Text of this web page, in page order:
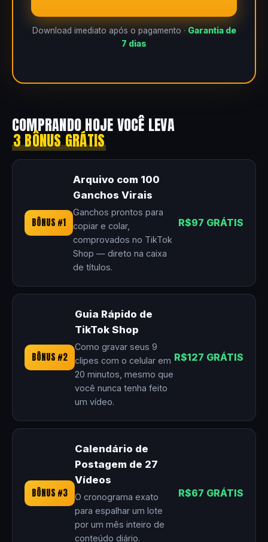
Download imediato após o pagamento · Garantia de
7 dias
COMPRANDO HOJE VOCÊ LEVA
3 BÔNUS GRÁTIS
BÔNUS #1
Arquivo com 100
Ganchos Virais
Ganchos prontos para
copiar e colar,
comprovados no TikTok
Shop — direto na caixa
de títulos.
R$97 GRÁTIS
BÔNUS #2
Guia Rápido de
TikTok Shop
Como gravar seus 9
clipes com o celular em
20 minutos, mesmo que
você nunca tenha feito
um vídeo.
R$127 GRÁTIS
BÔNUS #3
Calendário de
Postagem de 27
Vídeos
O cronograma exato
para espalhar um lote
por um mês inteiro de
conteúdo diário.
R$67 GRÁTIS